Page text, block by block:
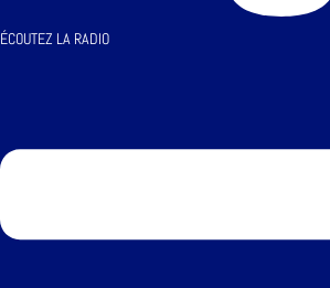
ÉCOUTEZ LA RADIO